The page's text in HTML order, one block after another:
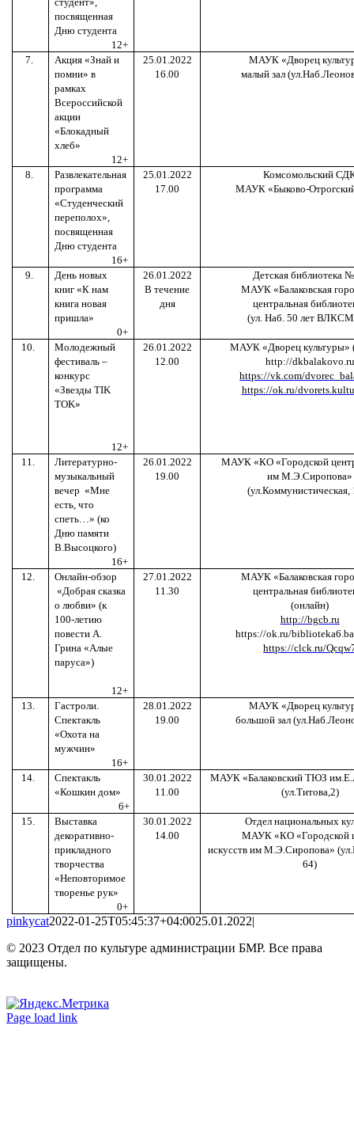
посвященная
Дню студента
12+
7.
Акция «Знай и
помни» в
рамках
Всероссийской
акции
«Блокадный
хлеб»
12+
25.01.2022
16.00
МАУК «Дворец
малый зал
8.
Развлекательная
программа
«Студенческий
переполох»,
посвященная
Дню студента
16+
25.01.2022
17.00
Комсомольский
МАУК «Быково-
9.
День новых
книг «К нам
книга новая
пришла»
0+
26.01.2022
В течение
дня
Детская библиотека
МАУК «Балаковская
центральная
(ул. Наб. 50 лет
10.
Молодежный
фестиваль –
конкурс
«ЗвездыTIK
TOK»
12+
26.01.2022
12.00
МАУК «Дворец культуры»
http://dkbalakovo.ru
https://vk.com/
https://ok.ru/
11.
Литературно-
музыкальный
вечер «Мне
есть, что
спеть…» (ко
Дню памяти
В.Высоцкого)
16+
26.01.2022
19.00
МАУК «КО «Городской
им М.Э.Сиропова»
(ул.Коммунистическая,
12.
Онлайн-обзор
«Добрая сказка
о любви» (к
100-летию
повести А.
Грина «Алые
паруса»)
12+
27.01.2022
11.30
МАУК «Балаковская
центральная
(онлайн)
http://bgcb.ru
https://ok.ru/
https://clck.ru/
13.
Гастроли.
Спектакль
«Охота на
мужчин»
16+
28.01.2022
19.00
МАУК «Дворец
большой зал
14.
Спектакль
«Кошкин дом»
6+
30.01.2022
11.00
МАУК «Балаковский ТЮЗ
(ул.Титова,2)
15.
Выставка
декоративно-
прикладного
творчества
«Неповторимое
творенье рук»
0+
30.01.2022
14.00
Отдел национальных
МАУК «КО «Городской
искусств им М.Э.Сиропова»
64)
pinkycat2022-01-25T05:45:37+04:0025.01.2022|
© 2023 Отдел по культуре администрации БМР. Все права
защищены.
Вконтакте
Одноклассники
Page load link